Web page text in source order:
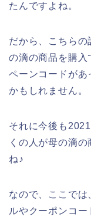
たんですよね。
だから、こちら
の滴の商品を購入
ペーンコードがあ
かもしれません。
それに今後も
くの人が母の滴
ね♪
なので、ここで
ルやクーポンコ